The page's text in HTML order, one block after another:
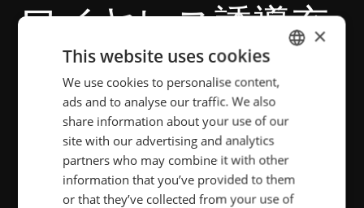
ワイヤレス誘導充
電と非接触給電
ENRX の技術が世界的なカーボンフリー
な未来への移行に与える影響は大きい
です。産業機器やイントラロジスティ
クスの輸送システムだけでなく、乗用
ENGLISH
POLISH
FRENCH
PORTUGESE
×
This website uses cookies
We use cookies to personalise content,
ads and to analyse our traffic. We also
share information about your use of our
site with our advertising and analytics
partners who may combine it with other
information that you’ve provided to them
or that they’ve collected from your use of